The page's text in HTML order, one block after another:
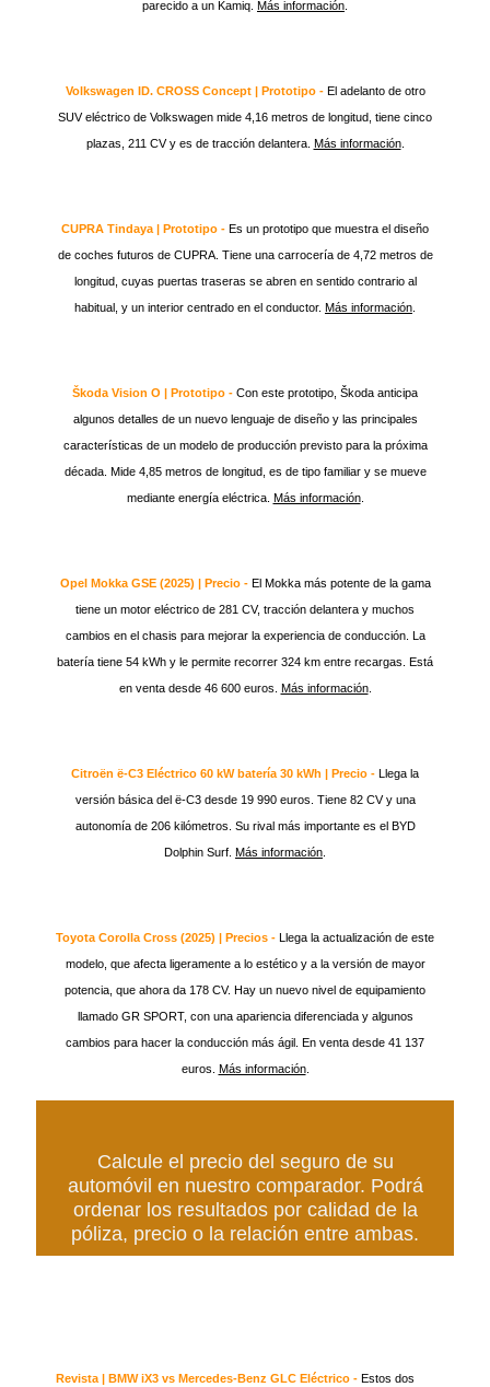
parecido a un Kamiq. Más información
Volkswagen ID. CROSS Concept | Prototipo - El adelanto de otro
SUV eléctrico de Volkswagen mide 4,16 metros de longitud, tiene cinco
plazas, 211 CV y es de tracción delantera. Más información.
CUPRA Tindaya | Prototipo - Es un prototipo que muestra el diseño
de coches futuros de CUPRA. Tiene una carrocería de 4,72 metros de
longitud, cuyas puertas traseras se abren en sentido contrario al
habitual, y un interior centrado en el conductor. Más información
Škoda Vision O | Prototipo - Con este prototipo, Škoda anticipa
algunos detalles de un nuevo lenguaje de diseño y las principales
características de un modelo de producción previsto para la próxima
década. Mide 4,85 metros de longitud, es de tipo familiar y se mueve
mediante energía eléctrica. Más información.
Opel Mokka GSE (2025) | Precio - El Mokka más potente de la gama
tiene un motor eléctrico de 281 CV, tracción delantera y muchos
cambios en el chasis para mejorar la experiencia de conducción. La
batería tiene 54 kWh y le permite recorrer 324 km entre recargas. Está
en venta desde 46 600 euros. Más información.
Citroën ë-C3 Eléctrico 60 kW batería 30 kWh | Precio - Llega la
versión básica del ë-C3 desde 19 990 euros. Tiene 82 CV y una
autonomía de 206 kilómetros. Su rival más importante es el BYD
Dolphin Surf. Más información
Toyota Corolla Cross (2025) | Precios - Llega la actualización de este
modelo, que afecta ligeramente a lo estético y a la versión de mayor
potencia, que ahora da 178 CV. Hay un nuevo nivel de equipamiento
llamado GR SPORT, con una apariencia diferenciada y algunos
cambios para hacer la conducción más ágil. En venta desde 41 137
euros. Más información.
Calcule el precio del seguro de su
automóvil en nuestro comparador. Podrá
ordenar los resultados por calidad de la
póliza, precio o la relación entre ambas.
Revista | BMW iX3 vs Mercedes-Benz GLC Eléctrico - Estos dos